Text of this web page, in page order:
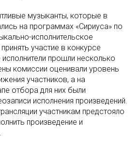
музыканты, которые в
на программах «Сириуса» по
исполнительское
участие в конкурсе
прошли несколько
комиссии оценивали уровень
участников, а на
отбора для них были
исполнения произведений.
участникам предстояло
произведение и